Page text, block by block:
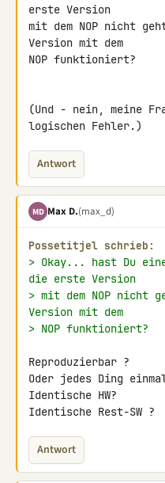
erste Version
mit dem NOP nicht
Version mit dem
NOP funktioniert?
(Und - nein, meine
logischen Fehler.)
Antwort
MD Max D.(max_d)
Possetitjel schrieb:
> Okay... hast Du
die erste Version
> mit dem NOP nicht
Version mit dem
> NOP funktioniert?
Reproduzierbar ?
Oder jedes Ding
Identische HW?
Identische Rest-SW ?
Antwort